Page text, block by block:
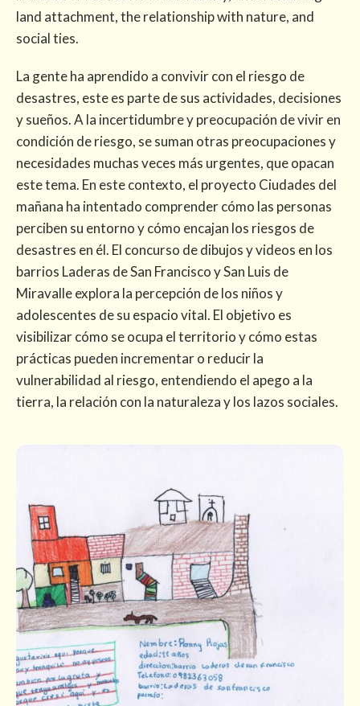
land attachment, the relationship with nature, and
social ties.
La gente ha aprendido a convivir con el riesgo de
desastres, este es parte de sus actividades, decisiones
y sueños. A la incertidumbre y preocupación de vivir en
condición de riesgo, se suman otras preocupaciones y
necesidades muchas veces más urgentes, que opacan
este tema. En este contexto, el proyecto Ciudades del
mañana ha intentado comprender cómo las personas
perciben su entorno y cómo encajan los riesgos de
desastres en él. El concurso de dibujos y videos en los
barrios Laderas de San Francisco y San Luis de
Miravalle explora la percepción de los niños y
adolescentes de su espacio vital. El objetivo es
visibilizar cómo se ocupa el territorio y cómo estas
prácticas pueden incrementar o reducir la
vulnerabilidad al riesgo, entendiendo el apego a la
tierra, la relación con la naturaleza y los lazos sociales.